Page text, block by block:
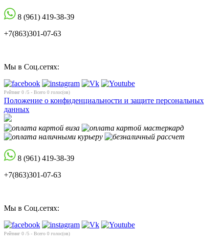
8 (961) 419-38-39
+7(863)301-07-63
Мы в Соц.сетях:
Рейтинг 0 /5 - Всего 0 голос(ов)
Положение о конфиденциальности и защите персональных
данных
8 (961) 419-38-39
+7(863)301-07-63
Мы в Соц.сетях:
Рейтинг 0 /5 - Всего 0 голос(ов)